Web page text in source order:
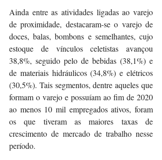
Ainda entre as atividades ligadas ao varejo
de proximidade, destacaram-se o varejo de
doces, balas, bombons e semelhantes, cujo
estoque de vínculos celetistas avançou
38,8%, seguido pelo de bebidas (38,1%) e
de materiais hidráulicos (34,8%) e elétricos
(30,5%). Tais segmentos, dentre aqueles que
formam o varejo e possuíam ao fim de 2020
ao menos 10 mil empregados ativos, foram
os que tiveram as maiores taxas de
crescimento de mercado de trabalho nesse
período.